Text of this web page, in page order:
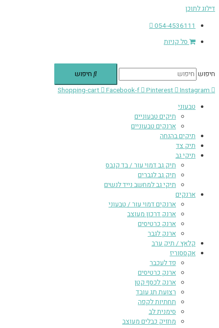
דילוג לתוכן
054-4536111
סל קניות
חיפוש
חיפוש
Shopping-cart
Facebook-f Pinterest
Instagram
טבעוני
תיקים טבעוניים
ארנקים טבעוניים
תיקים בהנחה
תיק צד
תיקי גב
תיק גב דמוי עור / בד קנבס
תיק גב לגברים
תיקי גב למחשב נייד לנשים
ארנקים
ארנקים דמוי עור / טבעוני
ארנק דרכון מעוצב
ארנק כרטיסים
ארנק לגבר
קלאץ / תיק ערב
אקססוריז
פד לעכבר
ארנק כרטיסים
ארנק לכסף קטן
רצועת תג עובד
תחתיות לקפה
סימנית לב
מחזיק כבלים מעוצב